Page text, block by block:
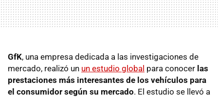
GfK, una empresa dedicada a las investigaciones de
mercado, realizó un un estudio global para conocer las
prestaciones más interesantes de los vehículos para
el consumidor según su mercado. El estudio se llevó a